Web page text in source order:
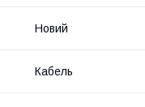
Новий
Кабель